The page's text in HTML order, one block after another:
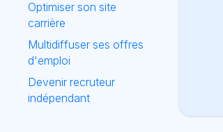
Optimiser son site
carrière
Multidiffuser ses offres
d'emploi
Devenir recruteur
indépendant